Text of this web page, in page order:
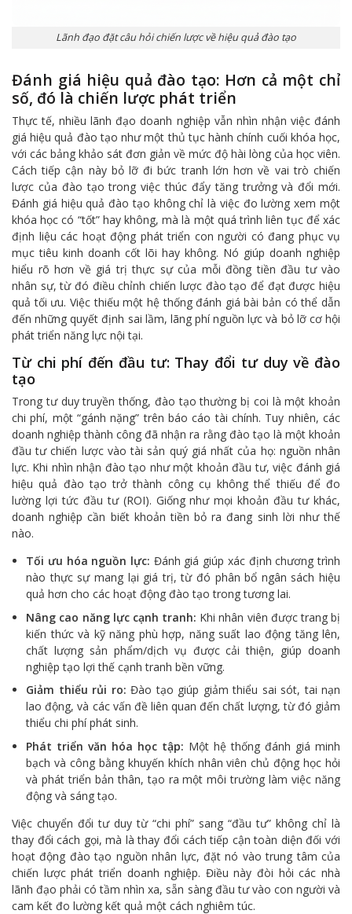
Lãnh đạo đặt câu hỏi chiến lược về hiệu quả đào tạo
Đánh giá hiệu quả đào tạo: Hơn cả một chỉ
số, đó là chiến lược phát triển
Thực tế, nhiều lãnh đạo doanh nghiệp vẫn nhìn nhận việc đánh
giá hiệu quả đào tạo như một thủ tục hành chính cuối khóa học,
với các bảng khảo sát đơn giản về mức độ hài lòng của học viên.
Cách tiếp cận này bỏ lỡ đi bức tranh lớn hơn về vai trò chiến
lược của đào tạo trong việc thúc đẩy tăng trưởng và đổi mới.
Đánh giá hiệu quả đào tạo không chỉ là việc đo lường xem một
khóa học có “tốt” hay không, mà là một quá trình liên tục để xác
định liệu các hoạt động phát triển con người có đang phục vụ
mục tiêu kinh doanh cốt lõi hay không. Nó giúp doanh nghiệp
hiểu rõ hơn về giá trị thực sự của mỗi đồng tiền đầu tư vào
nhân sự, từ đó điều chỉnh chiến lược đào tạo để đạt được hiệu
quả tối ưu. Việc thiếu một hệ thống đánh giá bài bản có thể dẫn
đến những quyết định sai lầm, lãng phí nguồn lực và bỏ lỡ cơ hội
phát triển năng lực nội tại.
Từ chi phí đến đầu tư: Thay đổi tư duy về đào
tạo
Trong tư duy truyền thống, đào tạo thường bị coi là một khoản
chi phí, một “gánh nặng” trên báo cáo tài chính. Tuy nhiên, các
doanh nghiệp thành công đã nhận ra rằng đào tạo là một khoản
đầu tư chiến lược vào tài sản quý giá nhất của họ: nguồn nhân
lực. Khi nhìn nhận đào tạo như một khoản đầu tư, việc đánh giá
hiệu quả đào tạo trở thành công cụ không thể thiếu để đo
lường lợi tức đầu tư (ROI). Giống như mọi khoản đầu tư khác,
doanh nghiệp cần biết khoản tiền bỏ ra đang sinh lời như thế
nào.
Tối ưu hóa nguồn lực: Đánh giá giúp xác định chương trình
nào thực sự mang lại giá trị, từ đó phân bổ ngân sách hiệu
quả hơn cho các hoạt động đào tạo trong tương lai.
Nâng cao năng lực cạnh tranh: Khi nhân viên được trang bị
kiến thức và kỹ năng phù hợp, năng suất lao động tăng lên,
chất lượng sản phẩm/dịch vụ được cải thiện, giúp doanh
nghiệp tạo lợi thế cạnh tranh bền vững.
Giảm thiểu rủi ro: Đào tạo giúp giảm thiểu sai sót, tai nạn
lao động, và các vấn đề liên quan đến chất lượng, từ đó giảm
thiểu chi phí phát sinh.
Phát triển văn hóa học tập: Một hệ thống đánh giá minh
bạch và công bằng khuyến khích nhân viên chủ động học hỏi
và phát triển bản thân, tạo ra một môi trường làm việc năng
động và sáng tạo.
Việc chuyển đổi tư duy từ “chi phí” sang “đầu tư” không chỉ là
thay đổi cách gọi, mà là thay đổi cách tiếp cận toàn diện đối với
hoạt động đào tạo nguồn nhân lực, đặt nó vào trung tâm của
chiến lược phát triển doanh nghiệp. Điều này đòi hỏi các nhà
lãnh đạo phải có tầm nhìn xa, sẵn sàng đầu tư vào con người và
cam kết đo lường kết quả một cách nghiêm túc.